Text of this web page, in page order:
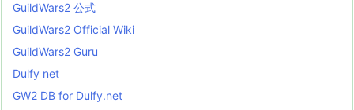
GuildWars2 公式
GuildWars2 Official Wiki
GuildWars2 Guru
Dulfy net
GW2 DB for Dulfy.net